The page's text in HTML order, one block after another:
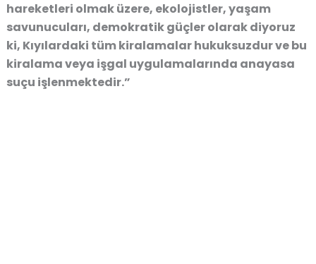
hareketleri olmak üzere, ekolojistler, yaşam
savunucuları, demokratik güçler olarak diyoruz
ki, Kıyılardaki tüm kiralamalar hukuksuzdur ve bu
kiralama veya işgal uygulamalarında anayasa
suçu işlenmektedir.”